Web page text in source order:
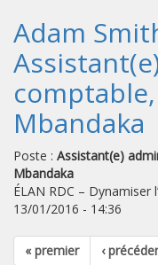
Adam
Mbandaka
Poste : Assistant(e)
Mbandaka
ÉLAN RDC – Dynamiser
13/01/2016 - 14:36
« premier ‹